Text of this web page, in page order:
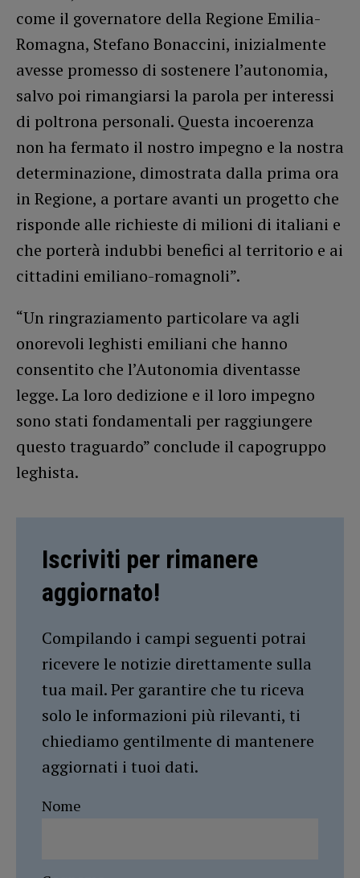
come il governatore della Regione Emilia-
Romagna, Stefano Bonaccini, inizialmente
avesse promesso di sostenere l’autonomia,
salvo poi rimangiarsi la parola per interessi
di poltrona personali. Questa incoerenza
non ha fermato il nostro impegno e la nostra
determinazione, dimostrata dalla prima ora
in Regione, a portare avanti un progetto che
risponde alle richieste di milioni di italiani e
che porterà indubbi benefici al territorio e ai
cittadini emiliano-romagnoli”.
“Un ringraziamento particolare va agli
onorevoli leghisti emiliani che hanno
consentito che l’Autonomia diventasse
legge. La loro dedizione e il loro impegno
sono stati fondamentali per raggiungere
questo traguardo” conclude il capogruppo
leghista.
Iscriviti per rimanere
aggiornato!
Compilando i campi seguenti potrai
ricevere le notizie direttamente sulla
tua mail. Per garantire che tu riceva
solo le informazioni più rilevanti, ti
chiediamo gentilmente di mantenere
aggiornati i tuoi dati.
Nome